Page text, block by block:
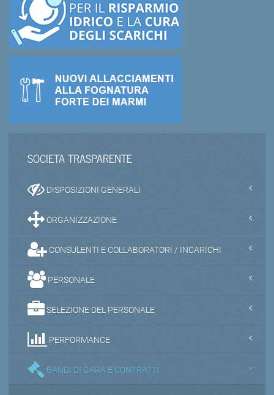
SOCIETA TRASPARENTE
DISPOSIZIONI GENERALI
ORGANIZZAZIONE
CONSULENTI E COLLABORATORI / INCARICHI
PERSONALE
SELEZIONE DEL PERSONALE
PERFORMANCE
BANDI DI GARA E CONTRATTI